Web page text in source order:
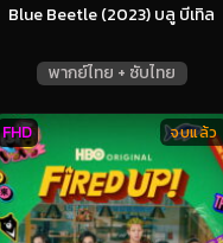
Blue Beetle (2023) บลู บีเทิล
พากย์ไทย + ซับไทย
จบแล้ว
FHD